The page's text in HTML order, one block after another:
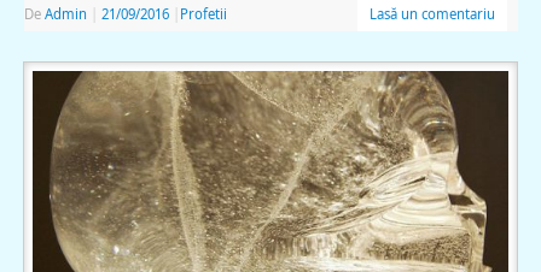
De Admin 21/09/2016 Profetii Lasă un comentariu